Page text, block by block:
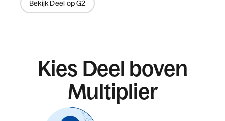
Bekijk Deel op G2
Kies Deel boven
Multiplier